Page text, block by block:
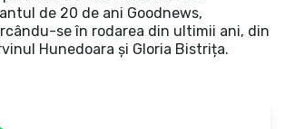
de 20 de ani Goodnews,
se în rodarea din ultimii ani, din
Hunedoara și Gloria Bistrița.